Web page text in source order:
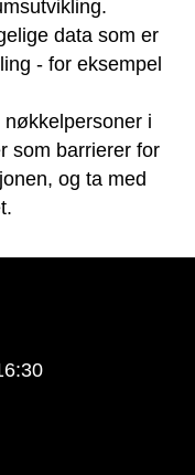
data som er
- for eksempel
i
som barrierer for
og ta med